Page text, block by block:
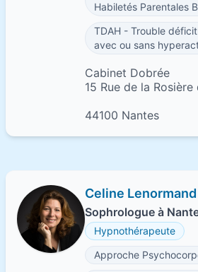
Habiletés Parentales
TDAH - Trouble
avec ou sans
Cabinet Dobrée
15 Rue de la
44100 Nantes
Celine Lenormand
Sophrologue à
Hypnothérapeute
Approche